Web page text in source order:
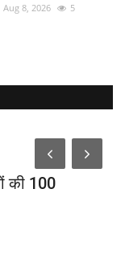
Aug 8, 2026 5
की 100